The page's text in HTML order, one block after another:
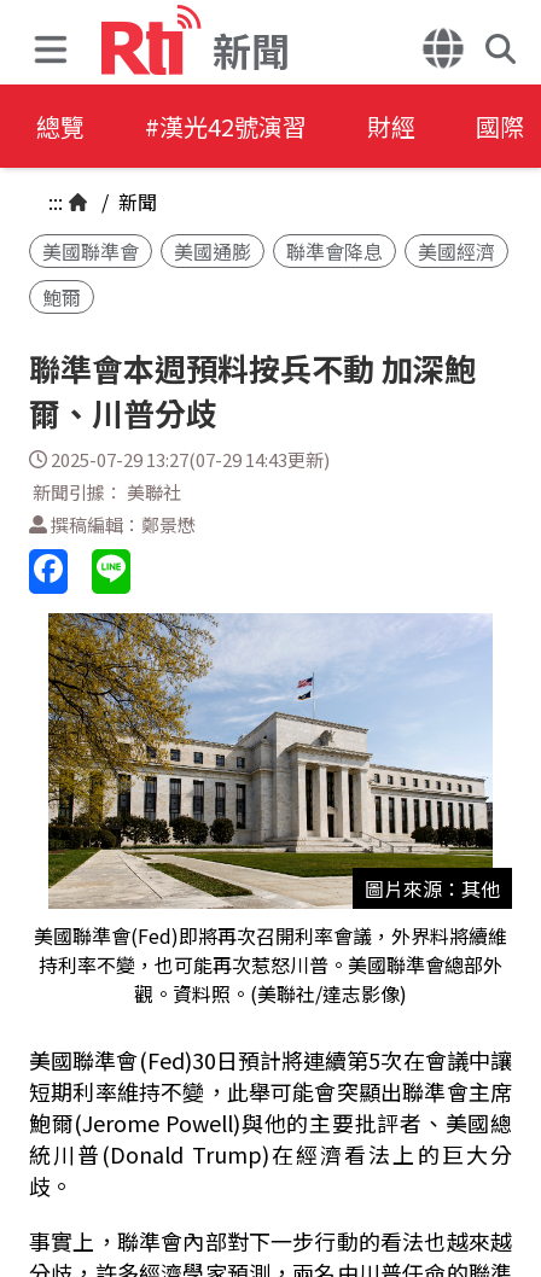
新聞
總覽 #漢光42號演習 財經 國際
::: / 新聞
美國聯準會
美國通膨 聯準會降息
美國經濟
鮑爾
聯準會本週預料按兵不動 加深鮑
爾、川普分歧
2025-07-29 13:27(07-29 14:43更新)
新聞引據： 美聯社
撰稿編輯：鄭景懋
圖片來源：其他
美國聯準會(Fed)即將再次召開利率會議，外界料將續維
持利率不變，也可能再次惹怒川普。美國聯準會總部外
觀。資料照。(美聯社/達志影像)
美國聯準會(Fed)30日預計將連續第5次在會議中讓
短期利率維持不變，此舉可能會突顯出聯準會主席
鮑爾(Jerome Powell)與他的主要批評者、美國總
統川普(Donald Trump)在經濟看法上的巨大分
歧。
事實上，聯準會內部對下一步行動的看法也越來越